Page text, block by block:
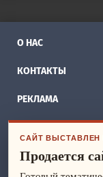
О НАС
КОНТАКТЫ
РЕКЛАМА
СПРАВОЧНИК
САЙТ ВЫСТАВЛЕН
Продается